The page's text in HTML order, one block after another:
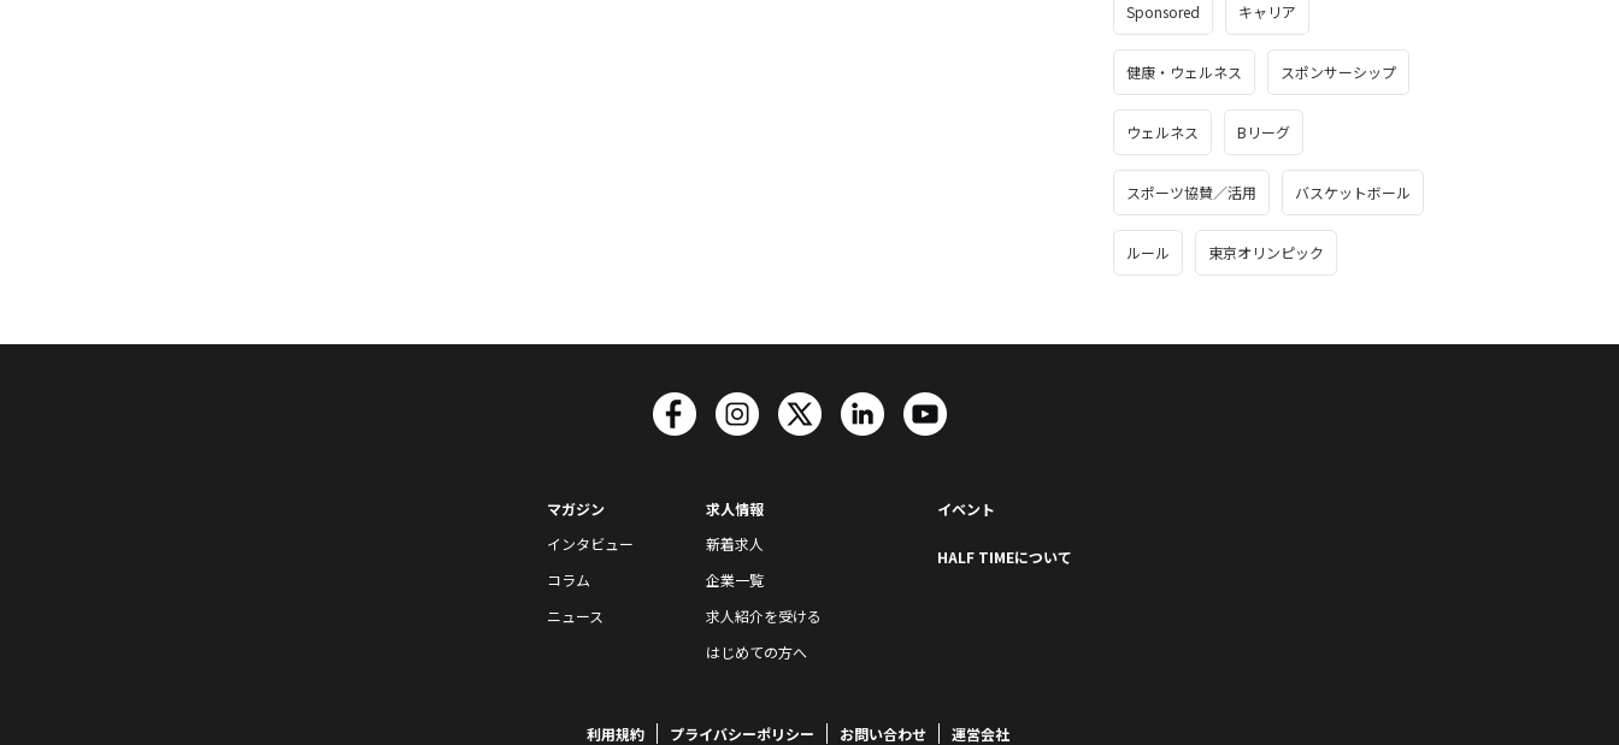
Sponsored キャリア
健康・ウェルネス スポンサーシップ
ウェルネス Bリーグ
スポーツ協賛／活用 バスケットボール
ルール 東京オリンピック
マガジン
インタビュー
コラム
ニュース
求人情報
新着求人
企業一覧
求人紹介を受ける
はじめての方へ
イベント
HALF TIMEについて
利用規約 プライバシーポリシー お問い合わせ 運営会社